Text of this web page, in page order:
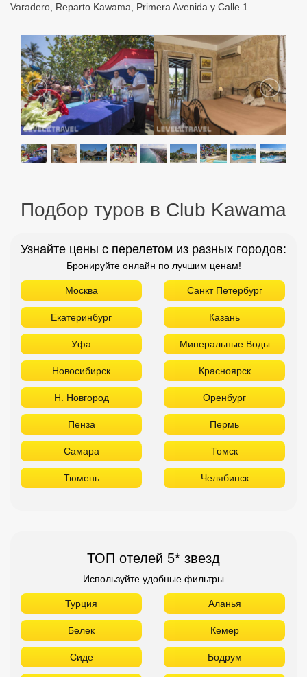
Varadero, Reparto Kawama, Primera Avenida y Calle 1.
Подбор туров в Club Kawama
Узнайте цены с перелетом из разных городов:
Бронируйте онлайн по лучшим ценам!
Москва Санкт Петербург
Екатеринбург Казань
Уфа Минеральные Воды
Новосибирск Красноярск
Н. Новгород Оренбург
Пенза Пермь
Самара Томск
Тюмень Челябинск
ТОП отелей 5* звезд
Используйте удобные фильтры
Турция Аланья
Белек Кемер
Сиде Бодрум